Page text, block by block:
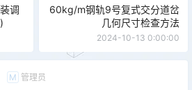
调
60kg/m钢轨9号复式交分道岔
几何尺寸检查方法
2024-10-13 0:00:00
M 管理员